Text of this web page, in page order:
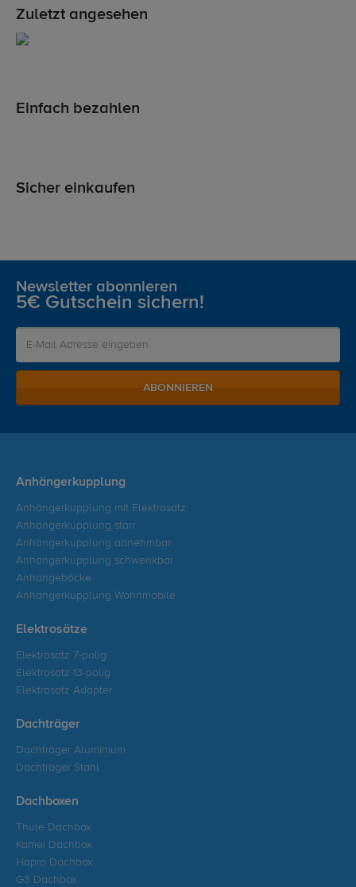
Zuletzt angesehen
Einfach bezahlen
Sicher einkaufen
Newsletter abonnieren
5€ Gutschein sichern!
ABONNIEREN
Anhängerkupplung
Anhängerkupplung mit Elektrosatz
Anhängerkupplung starr
Anhängerkupplung abnehmbar
Anhängerkupplung schwenkbar
Anhängeböcke
Anhängerkupplung Wohnmobile
Elektrosätze
Elektrosatz 7-polig
Elektrosatz 13-polig
Elektrosatz Adapter
Dachträger
Dachträger Aluminium
Dachträger Stahl
Dachboxen
Thule Dachbox
Kamei Dachbox
Hapro Dachbox
G3 Dachbox